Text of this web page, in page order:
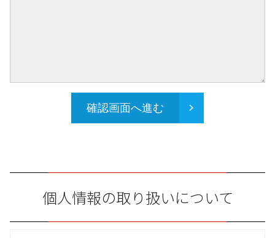
確認画面へ進む
個人情報の取り扱いについて